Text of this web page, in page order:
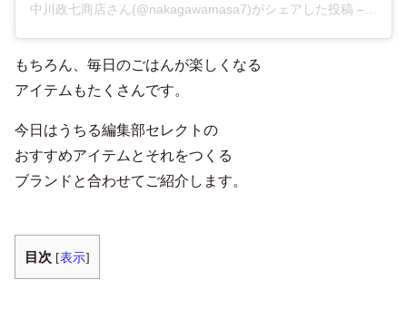
中川政七商店さん(@nakagawamasa7)がシェアした投稿 –
もちろん、毎日のごはんが楽しくなる
アイテムもたくさんです。
今日はうちる編集部セレクトの
おすすめアイテムとそれをつくる
ブランドと合わせてご紹介します。
目次 [表示]